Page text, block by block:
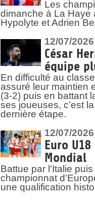
Les
dimanche à La Haye
Hypolyte et Adrien
12/07/2026
César
équipe
En difficulté au
assuré leur maintien
(3-2) puis en battant
ses joueuses, c’est
dernière étape.
12/07/2026
Euro
Mondial
Battue par l'Italie
championnat
une qualification